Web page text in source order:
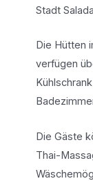
Stadt
Die Hütten
verfügen
Die Gäste
Thai-